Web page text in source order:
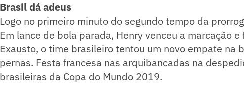
Brasil dá adeus
Logo no primeiro minuto do segundo tempo da
Em lance de bola parada, Henry venceu a marcação e
Exausto, o time brasileiro tentou um novo empate na
pernas. Festa francesa nas arquibancadas na
brasileiras da Copa do Mundo 2019.